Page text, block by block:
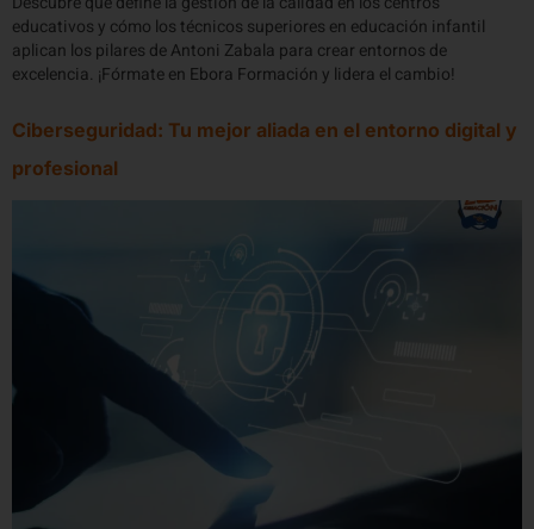
educativos y cómo los técnicos superiores en educación infantil
aplican los pilares de Antoni Zabala para crear entornos de
excelencia. ¡Fórmate en Ebora Formación y lidera el cambio!
Ciberseguridad: Tu mejor aliada en el entorno digital y
profesional